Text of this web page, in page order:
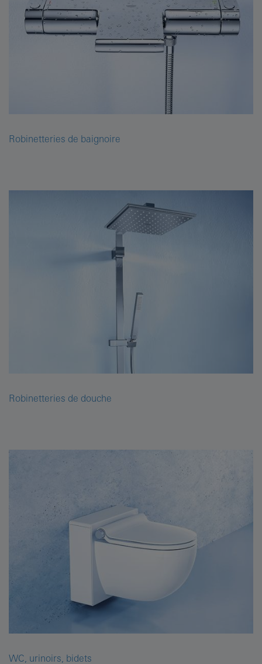
Robinetteries de baignoire
Robinetteries de douche
WC, urinoirs, bidets